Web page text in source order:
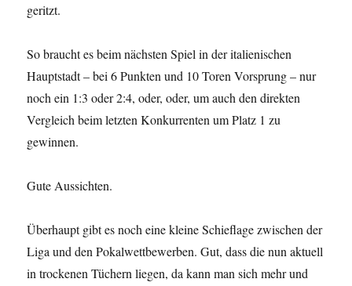
geritzt.
So braucht es beim nächsten Spiel in der italienischen
Hauptstadt – bei 6 Punkten und 10 Toren Vorsprung – nur
noch ein 1:3 oder 2:4, oder, oder, um auch den direkten
Vergleich beim letzten Konkurrenten um Platz 1 zu
gewinnen.
Gute Aussichten.
Überhaupt gibt es noch eine kleine Schieflage zwischen der
Liga und den Pokalwettbewerben. Gut, dass die nun aktuell
in trockenen Tüchern liegen, da kann man sich mehr und